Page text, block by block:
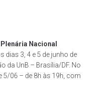
Nacional
dias 3, 4 e 5 de junho de
da UnB – Brasília/DF. No
5/06 – de 8h às 19h, com